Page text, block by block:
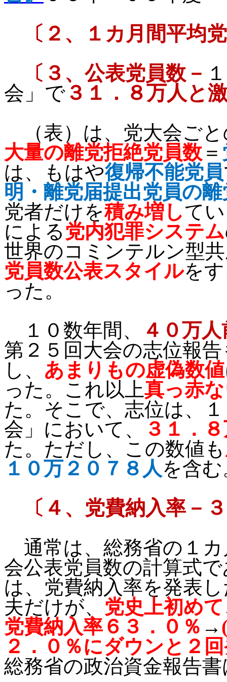
〔 ２、１カ月間平均
〔 ３、公表党員数－
会」で ３１．８万人と
（表）は、党大会ご
大量の離党拒絶党員数 ＝
は、もはや復帰不能党員
明・離党届提出党員の離
党者だけを積み増して
による党内犯罪システム
世界のコミンテルン型
党員数公表スタイルを
った。
１０数年間、
４０万
第２５回大会の志位報告
し、 あまりもの虚偽数値
った。これ以上真っ赤
た。そこで、志位は、
会」において、
３１．
た。ただし、この数値も
１０万２０７８人を含
〔 ４、党費納入率－
通常は、 総務省の１
会公表党員数の計算式
は、党費納入率を発表
夫だけが、 党史上初めて
党費納入率６３．０％ →
２．０％にダウンと２
総務省の政治資金報告